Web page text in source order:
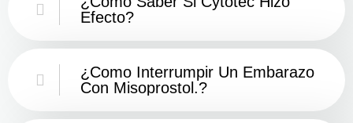
Efecto?
¿como Interrumpir Un Embarazo
Con Misoprostol.?